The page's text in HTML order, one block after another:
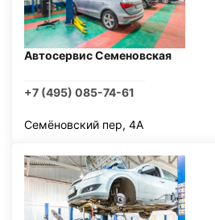
Автосервис Семеновская
+7 (495) 085-74-61
Семёновский пер, 4А